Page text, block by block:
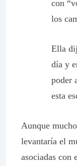
con
los
Ella
día y
poder
esta
Aunque
levantaría el
asociadas con